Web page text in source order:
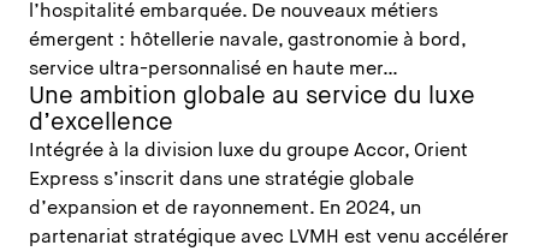
l’hospitalité embarquée. De nouveaux métiers
émergent : hôtellerie navale, gastronomie à bord,
service ultra-personnalisé en haute mer…
Une ambition globale au service du luxe
d’excellence
Intégrée à la division luxe du groupe Accor, Orient
Express s’inscrit dans une stratégie globale
d’expansion et de rayonnement. En 2024, un
partenariat stratégique avec LVMH est venu accélérer